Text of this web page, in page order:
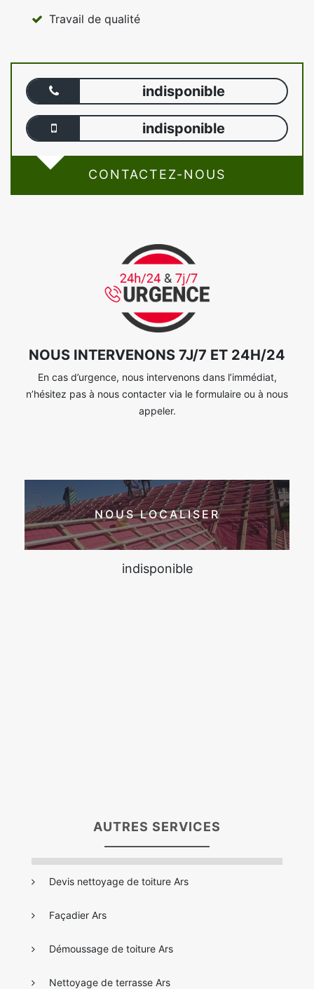
Travail de qualité
indisponible
indisponible
CONTACTEZ-NOUS
NOUS INTERVENONS 7J/7 ET 24H/24
En cas d’urgence, nous intervenons dans l’immédiat,
n’hésitez pas à nous contacter via le formulaire ou à nous
appeler.
NOUS LOCALISER
indisponible
AUTRES SERVICES
Devis nettoyage de toiture Ars
Façadier Ars
Démoussage de toiture Ars
Nettoyage de terrasse Ars